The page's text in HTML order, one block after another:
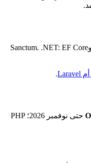
Laravel: Eloquent وBlade وSanctum. .NET: EF Core
.
.NET 8 LTS حتى نوفمبر 2026؛ PHP